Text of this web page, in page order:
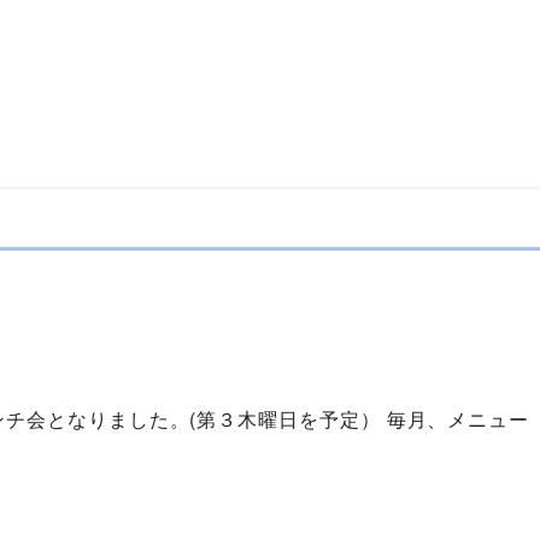
会となりました。(第３木曜日を予定） 毎月、メニュー